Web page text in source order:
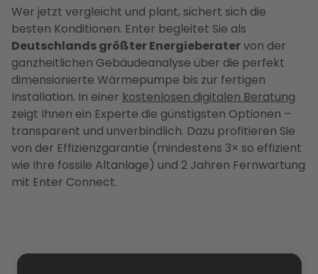
Wer jetzt vergleicht und plant, sichert sich die
besten Konditionen. Enter begleitet Sie als
Deutschlands größter Energieberatervon der
ganzheitlichen Gebäudeanalyse über die perfekt
dimensionierte Wärmepumpe bis zur fertigen
Installation. In einer kostenlosen digitalen Beratung
zeigt Ihnen ein Experte die günstigsten Optionen –
transparent und unverbindlich. Dazu profitieren Sie
von der Effizienzgarantie (mindestens 3× so effizient
wie Ihre fossile Altanlage) und 2 Jahren Fernwartung
mit Enter Connect.